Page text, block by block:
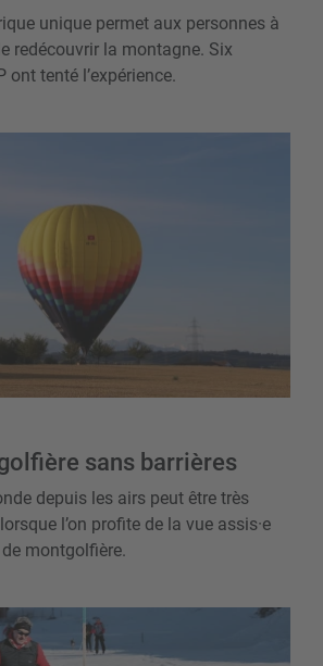
unique permet aux personnes à
redécouvrir la montagne. Six
ont tenté l’expérience.
sans barrières
depuis les airs peut être très
l’on profite de la vue assis·e
montgolfière.
sur les pistes – et à côté